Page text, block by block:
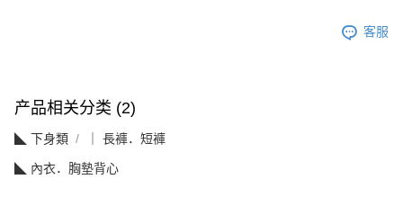
客服
产品相关分类 (2)
◣ 下身類 ｜ 長褲．短褲
◣ 內衣．胸墊背心